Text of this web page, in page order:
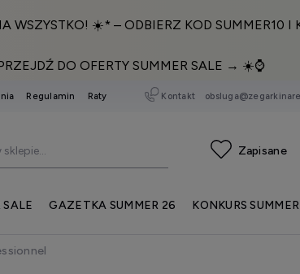
WSZYSTKO! ☀️* – ODBIERZ KOD SUMMER10 I
DO OFERTY SUMMER SALE → ☀️⌚️
Regulamin Raty Kontakt
SALE GAZETKA SUMMER 26 KONKURS